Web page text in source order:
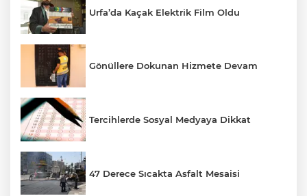
Urfa’da Kaçak Elektrik Film Oldu
Gönüllere Dokunan Hizmete Devam
Tercihlerde Sosyal Medyaya Dikkat
47 Derece Sıcakta Asfalt Mesaisi